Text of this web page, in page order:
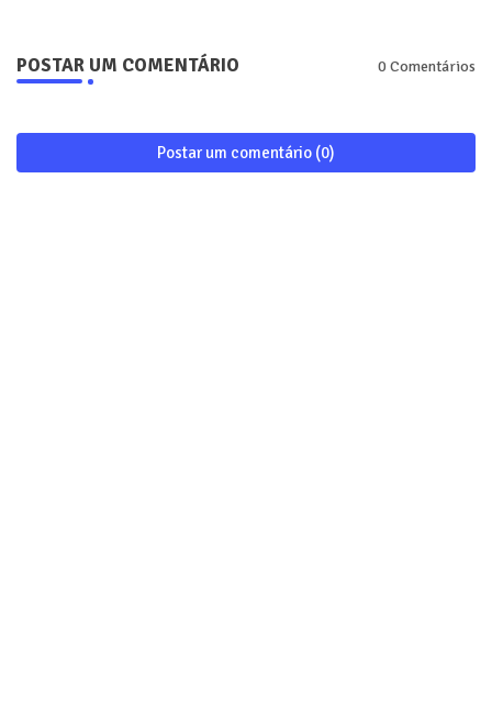
POSTAR UM COMENTÁRIO 0 Comentários
Postar um comentário (0)